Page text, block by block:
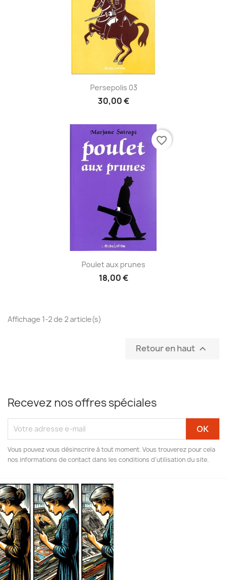
Persepolis 03
30,00 €
Poulet aux prunes
18,00 €
favorite_border
Affichage 1-2 de 2 article(s)
Retour en haut 
Recevez nos offres spéciales
Vous pouvez vous désinscrire à tout moment. Vous trouverez pour cela
nos informations de contact dans les conditions d'utilisation du site.